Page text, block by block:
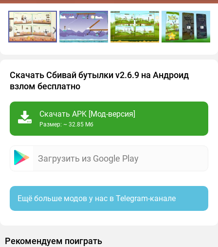
Скачать Сбивай бутылки v2.6.9 на Андроид
взлом бесплатно
Скачать APK [Мод-версия]
Размер: ~ 32.85 Мб
Загрузить из Google Play
Ещё больше модов у нас в Telegram-канале
Рекомендуем поиграть